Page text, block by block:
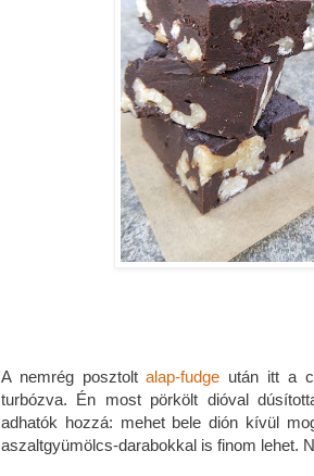
A nemrég posztoltalap-fudge után itt a
turbózva. Én most pörkölt dióval
adhatók hozzá: mehet bele dión kívül
aszaltgyümölcs-darabokkal is finom lehet.